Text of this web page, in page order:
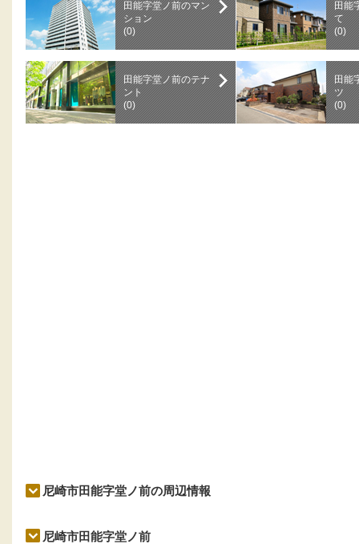
田能字堂ノ前のマン
ション
(0)
田能
て
(0)
田能字堂ノ前のテナ
ント
(0)
田能
ツ
(0)
尼崎市田能字堂ノ前の周辺情報
尼崎市田能字堂ノ前